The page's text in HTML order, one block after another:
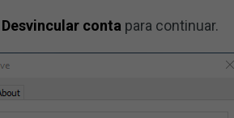
Desvincular conta para continuar.